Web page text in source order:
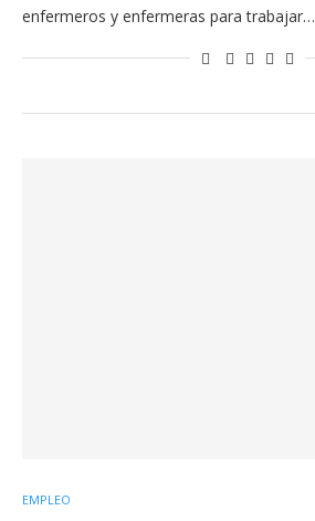
enfermeros y enfermeras para trabajar…
EMPLEO